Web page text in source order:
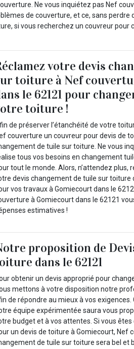
Ne vous inquiétez pas Nef
de couverture, et ce, sans perdre
si vous recherchez un couvreur pour
votre devis
toiture à Nef
le 62121 pour
toiture !
de préserver l’étanchéité de votre
couverture un couvreur pour devis de
de tuile sur toiture. Ne vous
tous vos besoins en changement
tout le monde. Alors, n’attendez plus,
devis changement de tuile sur
vos travaux à Gomiecourt dans le
à Gomiecourt dans le 62121
estimatives !
proposition de
dans le 62121
obtenir un devis approprié pour
mettons à votre disposition notre
de répondre au mieux à vos exigences.
équipe expérimentée saura vous
budget et à vos attentes. Si vous êtes
un devis de toiture à Gomiecourt, Nef
de tuile sur toiture sera bel et